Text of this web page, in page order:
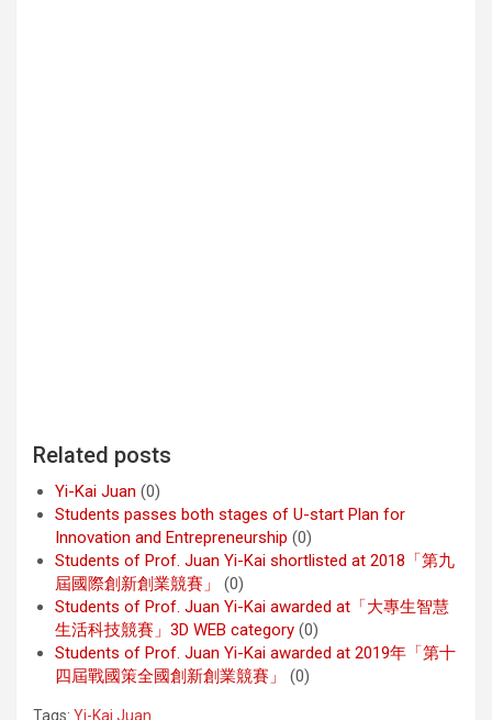
Related posts
Yi-Kai Juan (0)
Students passes both stages of U-start Plan for
Innovation and Entrepreneurship (0)
Students of Prof. Juan Yi-Kai shortlisted at 2018「第九
屆國際創新創業競賽」
(0)
Students of Prof. Juan Yi-Kai awarded at「大專生智慧
生活科技競賽」3D WEB category (0)
Students of Prof. Juan Yi-Kai awarded at 2019年「第十
四屆戰國策全國創新創業競賽」
(0)
Tags: Yi-Kai Juan